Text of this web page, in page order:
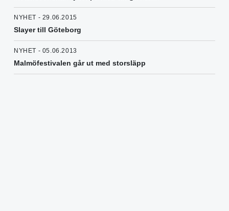
NYHET - 29.06.2015
Slayer till Göteborg
NYHET - 05.06.2013
Malmöfestivalen går ut med storsläpp